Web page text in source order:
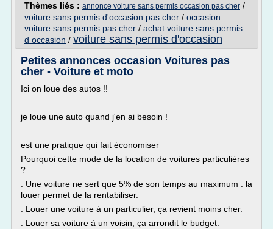
Thèmes liés : annonce voiture sans permis occasion pas cher /
voiture sans permis d'occasion pas cher / occasion
voiture sans permis pas cher / achat voiture sans permis
d occasion / voiture sans permis d'occasion
Petites annonces occasion Voitures pas
cher - Voiture et moto
Ici on loue des autos !!
je loue une auto quand j'en ai besoin !
est une pratique qui fait économiser
Pourquoi cette mode de la location de voitures particulières
?
. Une voiture ne sert que 5% de son temps au maximum : la
louer permet de la rentabiliser.
. Louer une voiture à un particulier, ça revient moins cher.
. Louer sa voiture à un voisin, ça arrondit le budget.